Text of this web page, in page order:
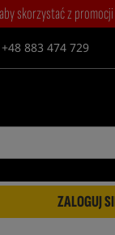
skorzystać z promocji
+48 883 474 729
ZALOGUJ